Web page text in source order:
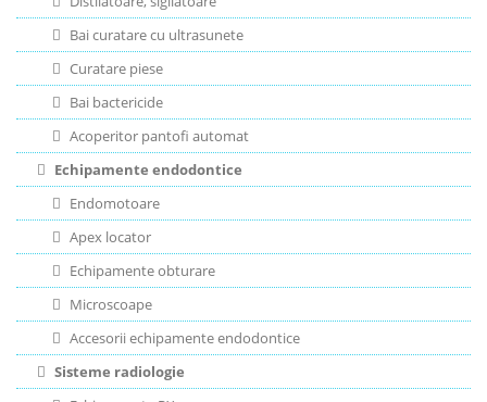
Bai curatare cu ultrasunete
Curatare piese
Bai bactericide
Acoperitor pantofi automat
Echipamente endodontice
Endomotoare
Apex locator
Echipamente obturare
Microscoape
Accesorii echipamente endodontice
Sisteme radiologie